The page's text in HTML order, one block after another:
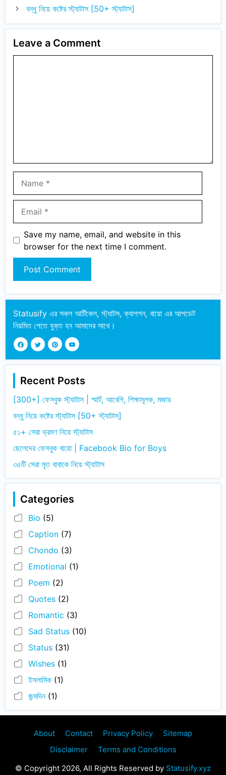
বন্ধু নিয়ে কষ্টের স্ট্যাটাস [50+ স্ট্যাটাস]
Leave a Comment
Save my name, email, and website in this
browser for the next time I comment.
Statusify এর সকল আর্টিকেল, স্ট্যাটস, ক্যাপশন, বায়ো এর আপডেট
নিয়মিত পেতে যুক্ত হন আমাদের সাথে।
Recent Posts
[300+] ফেসবুক স্ট্যাটাস | স্মার্ট, আবেগি, শিক্ষামূলক, মজার
বন্ধু নিয়ে কষ্টের স্ট্যাটাস [50+ স্ট্যাটাস]
৫১+ সেরা ভ্রমণ নিয়ে স্ট্যাটাস
ছেলেদের ফেসবুক বায়ো | Facebook Bio for Boys
৩৫টি সেরা মৃত বাবাকে নিয়ে স্ট্যাটাস
Categories
Bio (5)
Caption (7)
Chondo (3)
Emotional (1)
Poem (2)
Quotes (2)
Romantic (3)
Sad Status (10)
Status (31)
Wishes (1)
ইসলামিক (1)
জন্মদিন (1)
About Contact Privacy Policy
Sitemap
Disclaimer
Terms and Conditions
© Copyright 2026, All Rights Reserved by Statusify.xyz